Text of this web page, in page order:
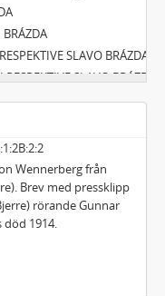
SLAVO BRÁZDA
SLAVO BRÁZDA
Wennerberg från
Brev med pressklipp
rörande Gunnar
död 1914.